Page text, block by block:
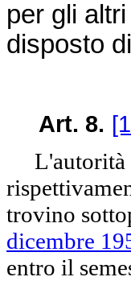
per gli
disposto
Art. 8.
L'autorità
trovino
dicembre
entro il